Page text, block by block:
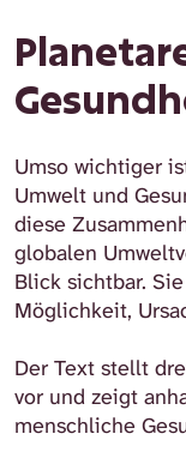
Umso wichtiger
Umwelt und
diese
globalen
Blick sichtbar.
Möglichkeit,
Der Text stellt
vor und zeigt
menschliche